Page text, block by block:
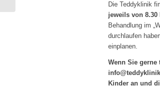
Die Teddyklinik
jeweils von 8.30
Behandlung im
durchlaufen
einplanen.
Wenn Sie
Kinder an und